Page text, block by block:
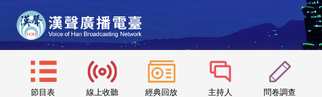
節目表 線上收聽 經典回放 主持人 問卷調查